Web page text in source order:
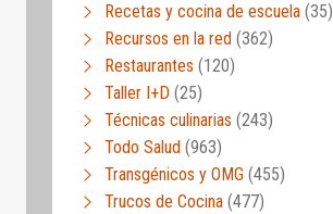
Recetas y cocina de escuela (35)
Recursos en la red (362)
Restaurantes (120)
Taller I+D (25)
Técnicas culinarias (243)
Todo Salud (963)
Transgénicos y OMG (455)
Trucos de Cocina (477)